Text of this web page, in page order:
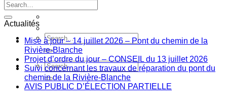
Actualités
Mise à jour – 14 juillet 2026 – Pont du chemin de la
Rivière-Blanche
Projet d’ordre du jour – CONSEIL du 13 juillet 2026
Suivi concernant les travaux de réparation du pont du
chemin de la Rivière-Blanche
AVIS PUBLIC D’ÉLECTION PARTIELLE